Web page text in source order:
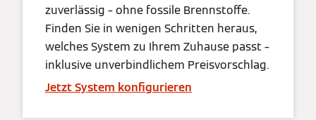
zuverlässig – ohne fossile Brennstoffe.
Finden Sie in wenigen Schritten heraus,
welches System zu Ihrem Zuhause passt –
inklusive unverbindlichem Preisvorschlag.
Jetzt System konfigurieren